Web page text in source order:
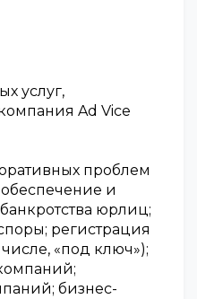
услуг,
Ad Vice
проблем
и
юрлиц;
регистрация
«под ключ»);
бизнес-